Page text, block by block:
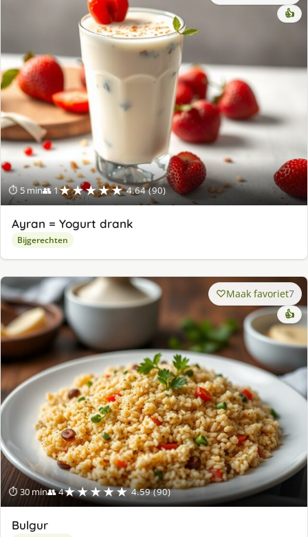
⏱ 5 min👥 1★★★★★ 4.64 (90)
👍
Ayran = Yogurt drank
Bijgerechten
⏱ 30 min👥 4★★★★★ 4.59 (90)
Maak favoriet7
👍
Bulgur